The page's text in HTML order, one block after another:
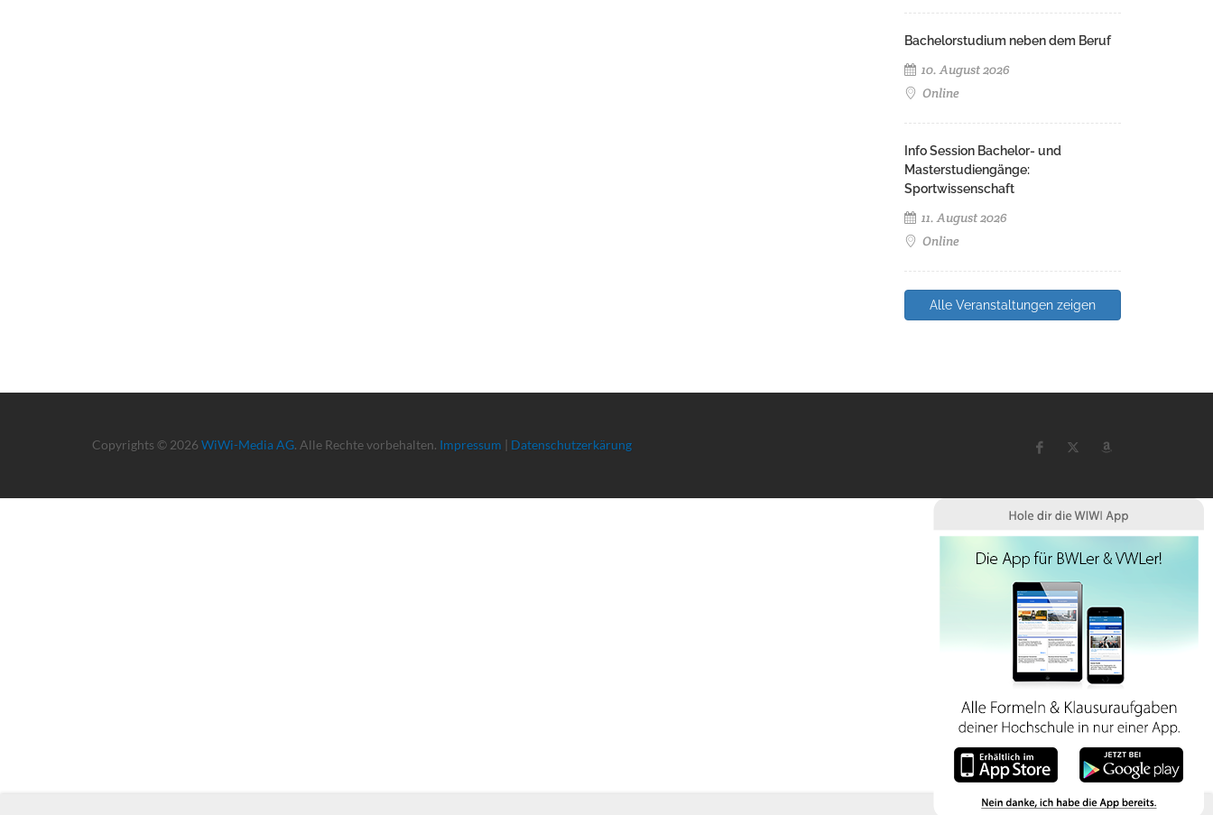
Bachelorstudium neben dem Beruf
10. August 2026
Online
Info Session Bachelor- und
Masterstudiengänge:
Sportwissenschaft
11. August 2026
Online
Alle Veranstaltungen zeigen
Copyrights © 2026 WiWi-Media AG. Alle Rechte vorbehalten. Impressum | Datenschutzerkärung